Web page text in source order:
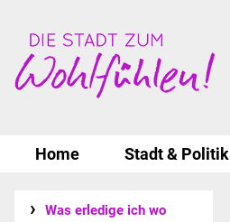
Home Stadt & Politik
Was erledige ich wo